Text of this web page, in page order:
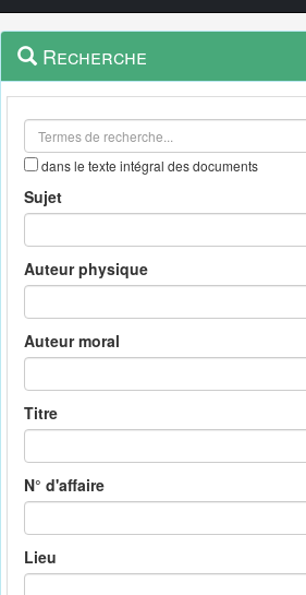
Navigation
outils
Menu
contextuel
Recherche
dans le texte intégral des documents
Sujet
Auteur physique
Auteur moral
Titre
N° d'affaire
Lieu